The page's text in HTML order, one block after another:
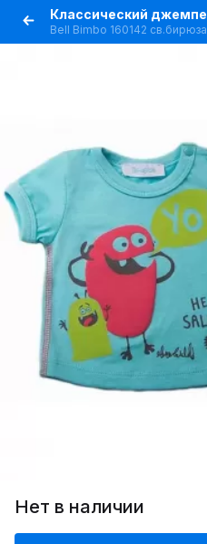
Bell Bimbo 160142 св.бирюза
Нет в наличии